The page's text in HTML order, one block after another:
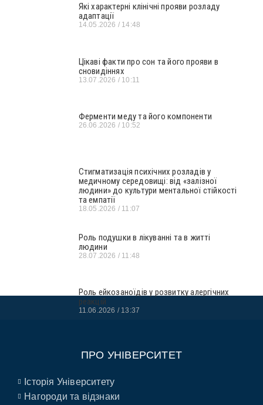
Які характерні клінічні прояви розладу
адаптації
14.05.2026 14:48
Цікаві факти про сон та його прояви в
сновидіннях
13.07.2026 10:11
Ферменти меду та його компоненти
26.06.2026 10:52
Стигматизація психічних розладів у
медичному середовищі: від «залізної
людини» до культури ментальної стійкості
та емпатії
18.05.2026 11:07
Роль подушки в лікуванні та в житті
людини
28.07.2026 11:48
Роль ейкозаноїдів у розвитку алергічних
реакцій
11.06.2026 13:37
ПРО УНІВЕРСИТЕТ
Історія Університету
Нагороди та відзнаки